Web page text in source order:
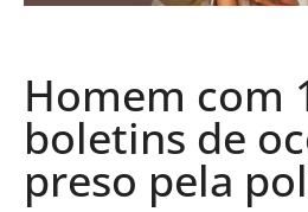
Homem com
boletins de
preso pela